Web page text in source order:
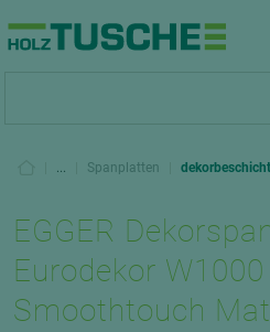
... Spanplatten
EGGER
Eurodekor
Smoothtouch